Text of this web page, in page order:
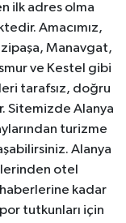
ilk adres olma
Amacımız,
Manavgat,
ve Kestel gibi
tarafsız, doğru
Sitemizde Alanya
turizme
Alanya
otel
haberlerine kadar
tutkunları için